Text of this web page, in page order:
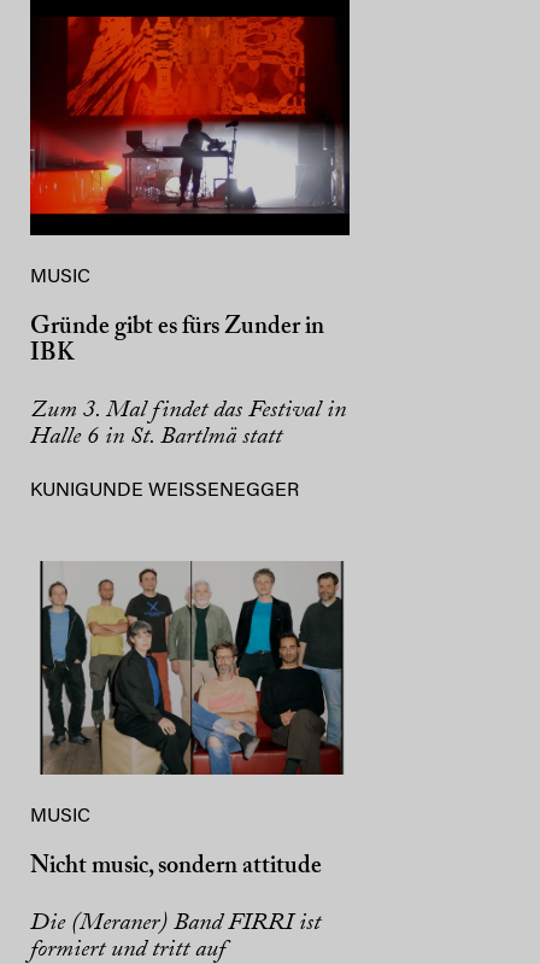
MUSIC
Gründe gibt es fürs Zunder in
IBK
Zum 3. Mal findet das Festival in
Halle 6 in St. Bartlmä statt
KUNIGUNDE WEISSENEGGER
MUSIC
Nicht music, sondern attitude
Die (Meraner) Band FIRRI ist
formiert und tritt auf